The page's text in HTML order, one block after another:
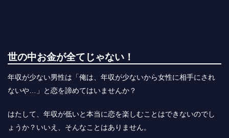
世の中お金が全てじゃない！
年収が少ない男性は「俺は、年収が少ないから女性に相手にされ
ないや…」と恋を諦めてはいませんか？
はたして、年収が低いと本当に恋を楽しむことはできないのでし
ょうか？いいえ、そんなことはありません。